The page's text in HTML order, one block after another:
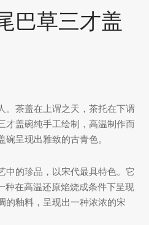
巴草三才盖
。茶盖在上谓之天，茶托在下谓
才盖碗纯手工绘制，高温制作而
呈现出雅致的古青色。
中的珍品，以宋代最具特色。它
种在高温还原焰烧成条件下呈现
的釉料，呈现出一种浓浓的宋